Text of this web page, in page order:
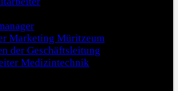
Marketing Müritzeum
der Geschäftsleitung
Medizintechnik